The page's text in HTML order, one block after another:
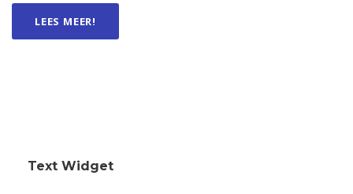
LEES MEER!
Text Widget